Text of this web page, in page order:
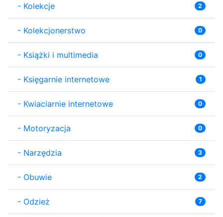
- Kolekcje 2
- Kolekcjonerstwo 0
- Książki i multimedia 0
- Księgarnie internetowe 1
- Kwiaciarnie internetowe 0
- Motoryzacja 0
- Narzędzia 3
- Obuwie 2
- Odzież 7